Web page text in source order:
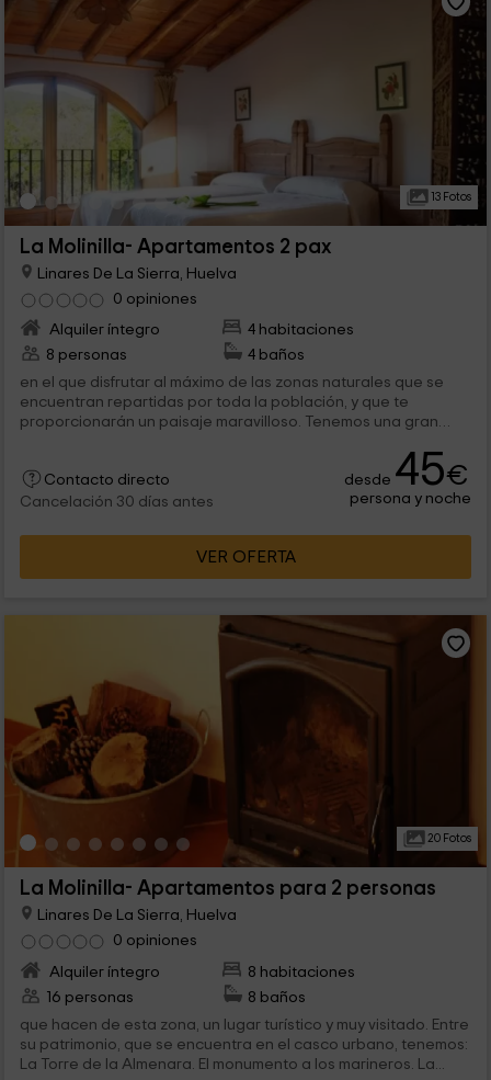
13 Fotos
La Molinilla- Apartamentos 2 pax
Linares De La Sierra, Huelva
0 opiniones
Alquiler íntegro
4 habitaciones
8 personas
4 baños
en el que disfrutar al máximo de las zonas naturales que se
encuentran repartidas por toda la población, y que te
proporcionarán un paisaje maravilloso. Tenemos una gran
Contacto directo
Cancelación 30 días antes
desde 45€
persona y noche
VER OFERTA
20 Fotos
La Molinilla- Apartamentos para 2 personas
Linares De La Sierra, Huelva
0 opiniones
Alquiler íntegro
8 habitaciones
16 personas
8 baños
que hacen de esta zona, un lugar turístico y muy visitado. Entre
su patrimonio, que se encuentra en el casco urbano, tenemos:
La Torre de la Almenara. El monumento a los marineros. La...